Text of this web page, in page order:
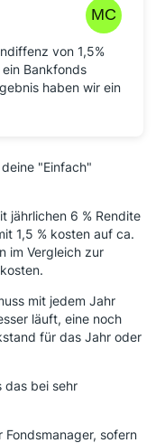
von 1,5%
Bankfonds
haben wir ein
"Einfach"
jährlichen 6 % Rendite
1,5 % kosten auf ca.
im Vergleich zur
mit jedem Jahr
läuft, eine noch
für das Jahr oder
das bei sehr
sofern